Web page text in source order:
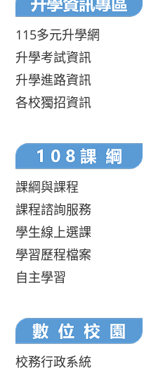
115多元升學網
升學考試資訊
升學進路資訊
各校獨招資訊
課綱與課程
課程諮詢服務
學生線上選課
學習歷程檔案
自主學習
校務行政系統